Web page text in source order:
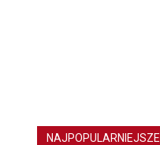
NAJPOPULARNIEJSZE